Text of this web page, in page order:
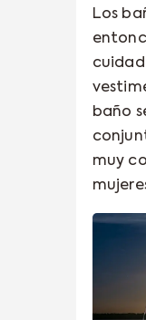
Los
baño
muy